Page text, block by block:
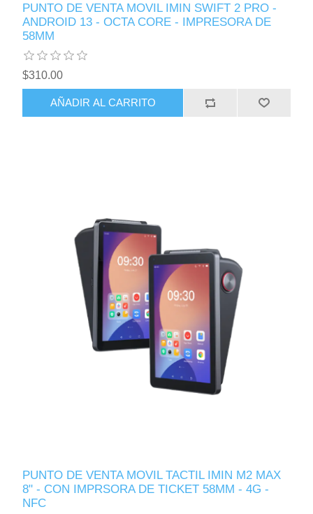
PUNTO DE VENTA MOVIL IMIN SWIFT 2 PRO -
ANDROID 13 - OCTA CORE - IMPRESORA DE
58MM
$310.00
AÑADIR AL CARRITO
PUNTO DE VENTA MOVIL TACTIL IMIN M2 MAX
8" - CON IMPRSORA DE TICKET 58MM - 4G -
NFC